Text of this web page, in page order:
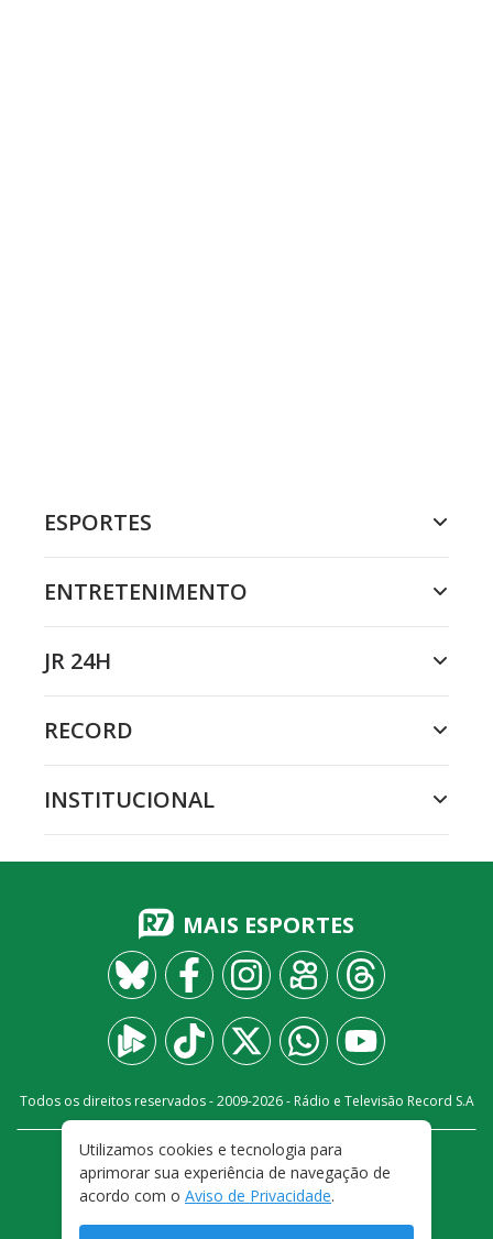
ESPORTES
ENTRETENIMENTO
JR 24H
RECORD
INSTITUCIONAL
MAIS ESPORTES
Todos os direitos reservados - 2009-2026- Rádio e Televisão Record S.A
FALE CONOSCO
PRIVACIDADE
TERMOS E CONDIÇÕES DE USO
Utilizamos cookies e tecnologia para
aprimorar sua experiência de navegação de
acordo com o Aviso de Privacidade.